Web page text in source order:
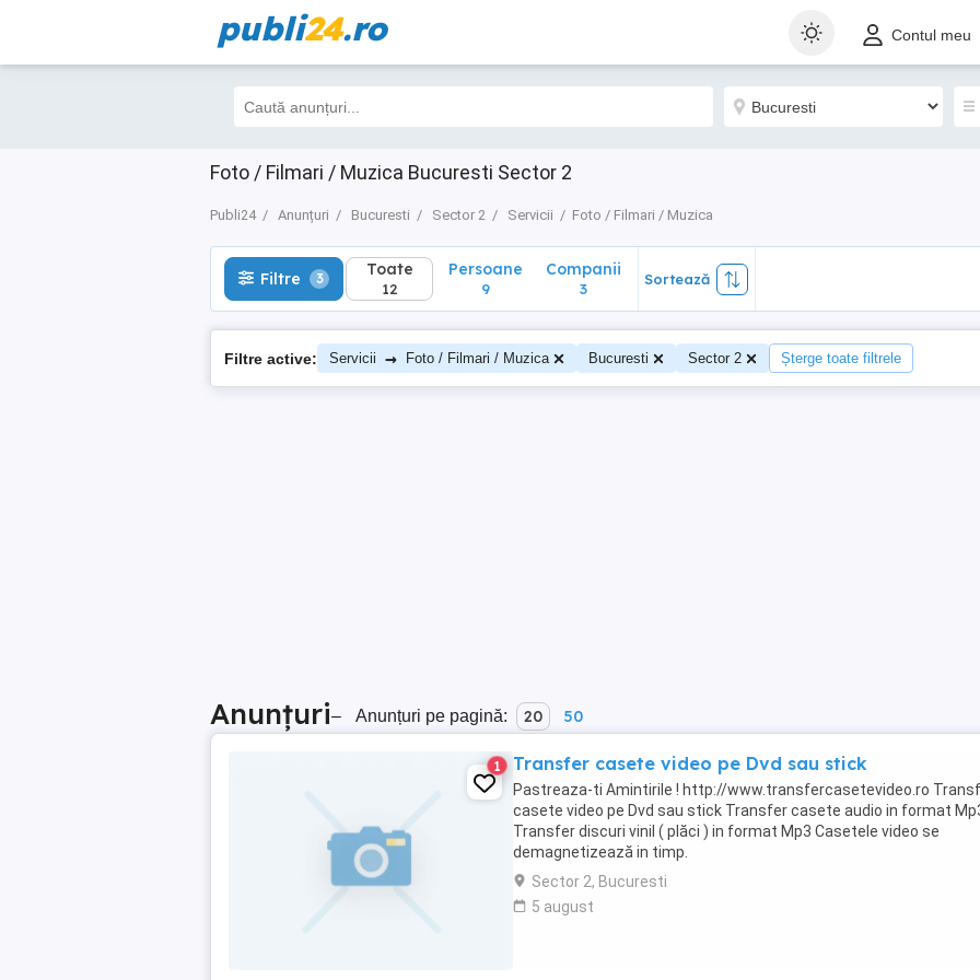
publi24.ro Contul meu
Foto / Filmari / Muzica Bucuresti Sector 2
Publi24 Anunțuri Bucuresti Sector 2 Servicii Foto / Filmari / Muzica
Filtre 3 Toate
12
Filtre 3 Toate
12
Persoane
9
Companii
3
Sortează
Filtre active: Servicii → Foto / Filmari / Muzica Bucuresti Sector 2 Șterge toate filtrele
Anunțuri– Anunțuri pe pagină: 20 50
1 Transfer casete video pe Dvd sau stick
Pastreaza-ti Amintirile ! http://www.transfercasetevideo.ro
casete video pe Dvd sau stick Transfer casete audio in format
Transfer discuri vinil ( plăci ) in format Mp3 Casetele video se
demagnetizează in timp.
Sector 2, Bucuresti
5 august